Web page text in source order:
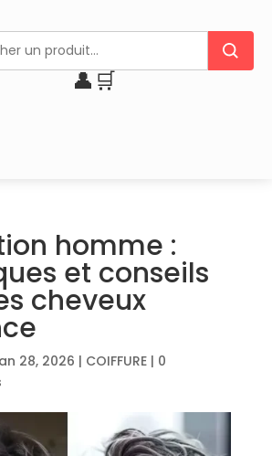
👤 🛒
homme :
et conseils
cheveux
28, 2026 | COIFFURE| 0